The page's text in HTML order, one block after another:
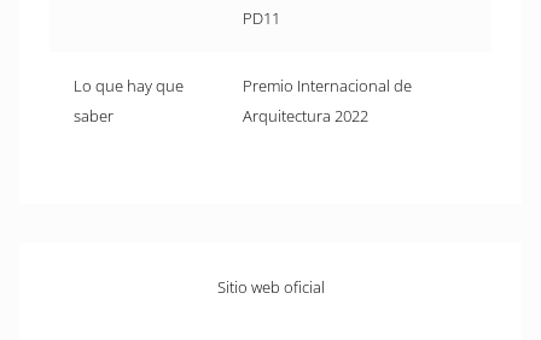
PD11
Lo que hay que
saber
Premio Internacional de
Arquitectura 2022
Sitio web oficial